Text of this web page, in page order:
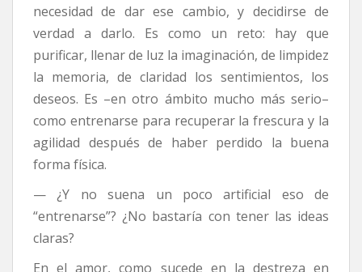
necesidad de dar ese cambio, y decidirse de
verdad a darlo. Es como un reto: hay que
purificar, llenar de luz la imaginación, de limpidez
la memoria, de claridad los sentimientos, los
deseos. Es –en otro ámbito mucho más serio–
como entrenarse para recuperar la frescura y la
agilidad después de haber perdido la buena
forma física.
— ¿Y no suena un poco artificial eso de
“entrenarse”? ¿No bastaría con tener las ideas
claras?
En el amor, como sucede en la destreza en